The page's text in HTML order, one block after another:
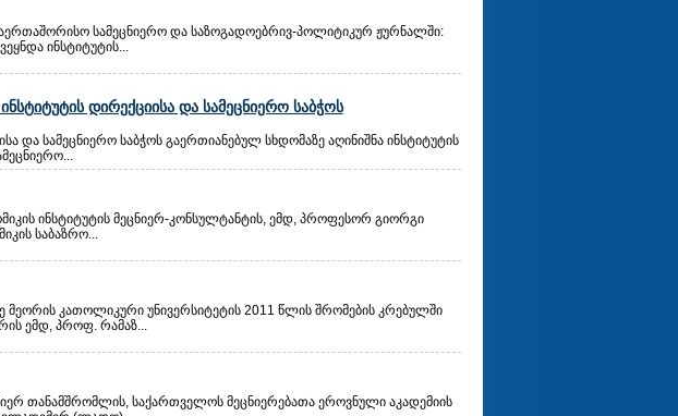
სამეცნიერო და საზოგადოებრივ-პოლიტიკურ ჟურნალში:
ინსტიტუტის...
დირექციისა და სამეცნიერო საბჭოს
და სამეცნიერო საბჭოს გაერთიანებულ სხდომაზე აღინიშნა ინსტიტუტის
ინსტიტუტის მეცნიერ-კონსულტანტის, ემდ, პროფესორ გიორგი
საბაზრო...
კათოლიკური უნივერსიტეტის 2011 წლის შრომების კრებულში
ემდ, პროფ. რამაზ...
თანამშრომლის, საქართველოს მეცნიერებათა ეროვნული აკადემიის